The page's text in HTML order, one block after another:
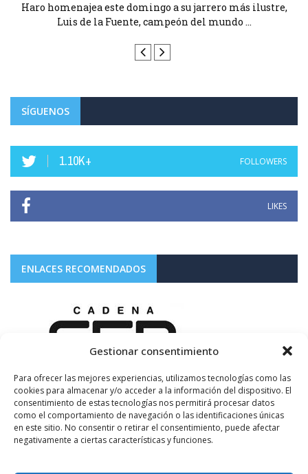
Gestionar consentimiento
Para ofrecer las mejores experiencias, utilizamos tecnologías como las
cookies para almacenar y/o acceder a la información del dispositivo. El
consentimiento de estas tecnologías nos permitirá procesar datos
como el comportamiento de navegación o las identificaciones únicas
en este sitio. No consentir o retirar el consentimiento, puede afectar
negativamente a ciertas características y funciones.
Haro homenajea este domingo a su jarrero más ilustre,
Luis de la Fuente, campeón del mundo ...
SÍGUENOS
1.10K+ FOLLOWERS
LIKES
ENLACES RECOMENDADOS